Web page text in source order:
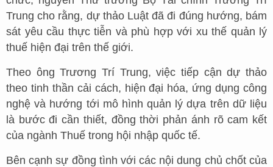
Trung cho rằng, dự thảo Luật đã đi đúng hướng, bám
sát yêu cầu thực tiễn và phù hợp với xu thế quản lý
thuế hiện đại trên thế giới.
Theo ông Trương Trí Trung, việc tiếp cận dự thảo
theo tinh thần cải cách, hiện đại hóa, ứng dụng công
nghệ và hướng tới mô hình quản lý dựa trên dữ liệu
là bước đi cần thiết, đồng thời phản ánh rõ cam kết
của ngành Thuế trong hội nhập quốc tế.
Bên cạnh sự đồng tình với các nội dung chủ chốt của